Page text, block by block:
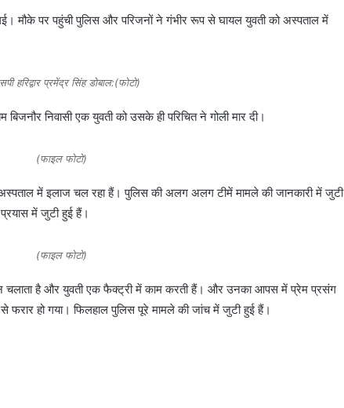
मौके पर पहुंची पुलिस और परिजनों ने गंभीर रूप से घायल युवती को अस्पताल में
हरिद्वार प्रमेंद्र सिंह डोबाल:(फोटो)
बिजनौर निवासी एक युवती को उसके ही परिचित ने गोली मार दी।
(फाइल फोटो)
में इलाज चल रहा हैं। पुलिस की अलग अलग टीमें मामले की जानकारी में जुटी
में जुटी हुई हैं।
(फाइल फोटो)
चलाता है और युवती एक फैक्ट्री में काम करती हैं। और उनका आपस में प्रेम प्रसंग
हो गया। फिलहाल पुलिस पूरे मामले की जांच में जुटी हुई हैं।